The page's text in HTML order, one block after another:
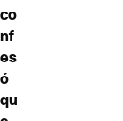
co
nf
es
ó
qu